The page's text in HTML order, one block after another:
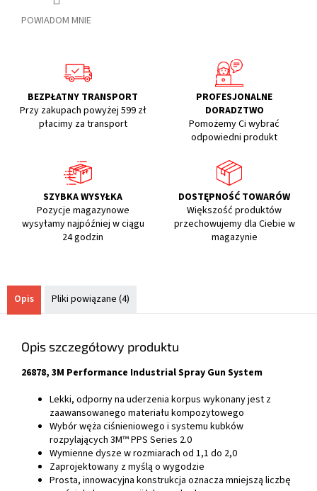
POWIADOM MNIE
BEZPŁATNY TRANSPORT
Przy zakupach powyżej 599 zł
płacimy za transport
PROFESJONALNE
DORADZTWO
Pomożemy Ci wybrać
odpowiedni produkt
SZYBKA WYSYŁKA
Pozycje magazynowe
wysyłamy najpóźniej w ciągu
24 godzin
DOSTĘPNOŚĆ TOWARÓW
Większość produktów
przechowujemy dla Ciebie w
magazynie
Opis Pliki powiązane (4)
Opis szczegółowy produktu
26878, 3M Performance Industrial Spray Gun System
Lekki, odporny na uderzenia korpus wykonany jest z
zaawansowanego materiału kompozytowego
Wybór węża ciśnieniowego i systemu kubków
rozpylających 3M™ PPS Series 2.0
Wymienne dysze w rozmiarach od 1,1 do 2,0
Zaprojektowany z myślą o wygodzie
Prosta, innowacyjna konstrukcja oznacza mniejszą liczbę